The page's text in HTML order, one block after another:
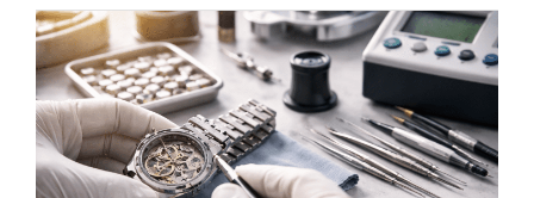
Réparation de montres à Laval : pile,
mise à taille et test d’étanchéité
Watches Montres